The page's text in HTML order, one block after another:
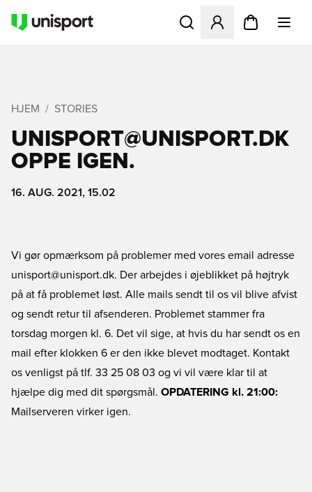
Åbner en Modal til at
HJEM STORIES
UNISPORT@UNISPORT.DK
OPPE IGEN.
16. AUG. 2021, 15.02
Vi gør opmærksom på problemer med vores email adresse
unisport@unisport.dk. Der arbejdes i øjeblikket på højtryk
på at få problemet løst. Alle mails sendt til os vil blive afvist
og sendt retur til afsenderen. Problemet stammer fra
torsdag morgen kl. 6. Det vil sige, at hvis du har sendt os en
mail efter klokken 6 er den ikke blevet modtaget. Kontakt
os venligst på tlf. 33 25 08 03 og vi vil være klar til at
hjælpe dig med dit spørgsmål. OPDATERING kl. 21:00:
Mailserveren virker igen.